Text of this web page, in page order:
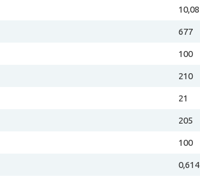
10,08
677
100
210
21
205
100
0,614